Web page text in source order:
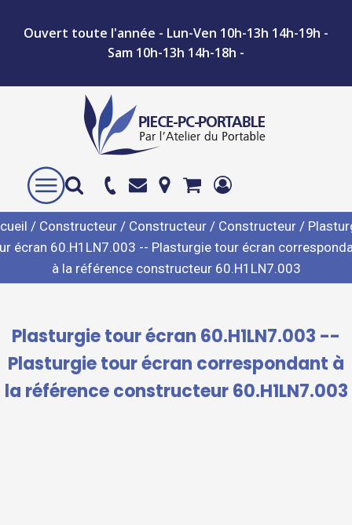
Ouvert toute l'année - Lun-Ven 10h-13h 14h-19h -
Sam 10h-13h 14h-18h -
/ Constructeur / Constructeur / Constructeur /
écran 60.H1LN7.003 -- Plasturgie tour écran
à la référence constructeur 60.H1LN7.003
Plasturgie tour écran 60.H1LN7.003 --
Plasturgie tour écran correspondant à
la référence constructeur 60.H1LN7.003